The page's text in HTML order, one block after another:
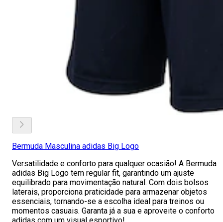
Bermuda Masculina adidas Big Logo
Versatilidade e conforto para qualquer ocasião! A Bermuda
adidas Big Logo tem regular fit, garantindo um ajuste
equilibrado para movimentação natural. Com dois bolsos
laterais, proporciona praticidade para armazenar objetos
essenciais, tornando-se a escolha ideal para treinos ou
momentos casuais. Garanta já a sua e aproveite o conforto